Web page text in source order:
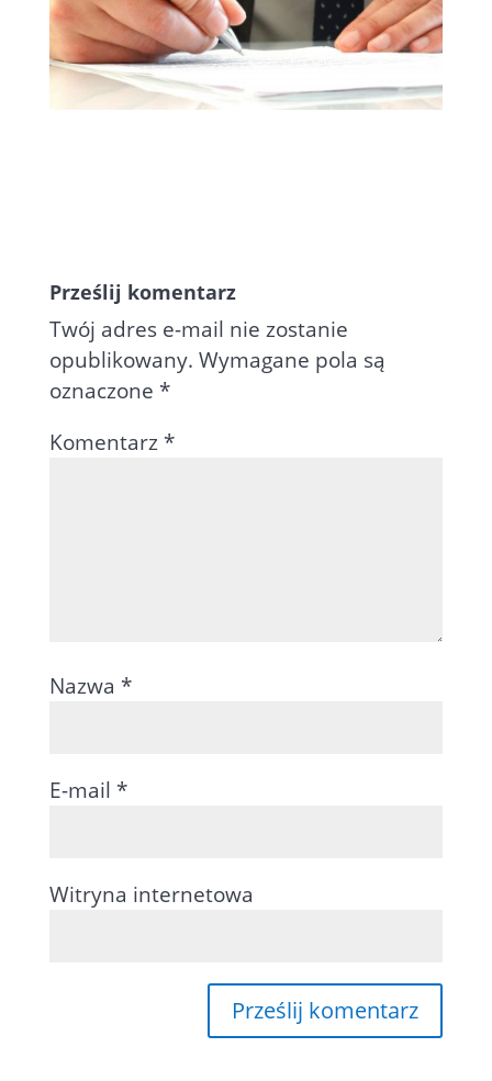
Prześlij komentarz
Twój adres e-mail nie zostanie
opublikowany. Wymagane pola są
oznaczone *
Komentarz *
Nazwa *
E-mail *
Witryna internetowa